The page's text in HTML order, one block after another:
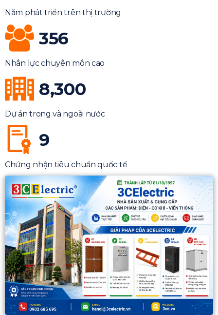
Năm phát triển trên thị trường
356
Nhân lực chuyên môn cao
8,300
Dự án trong và ngoài nước
9
Chứng nhận tiêu chuẩn quốc tế